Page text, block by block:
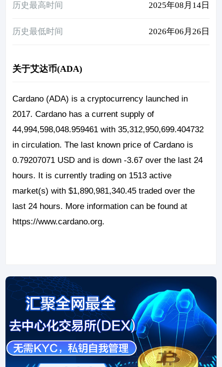
历史最高时间 2025年08月14日
历史最低时间 2026年06月26日
关于艾达币(ADA)
Cardano (ADA) is a cryptocurrency launched in
2017. Cardano has a current supply of
44,994,598,048.959461 with 35,312,950,699.404732
in circulation. The last known price of Cardano is
0.79207071 USD and is down -3.67 over the last 24
hours. It is currently trading on 1513 active
market(s) with $1,890,981,340.45 traded over the
last 24 hours. More information can be found at
https://www.cardano.org.